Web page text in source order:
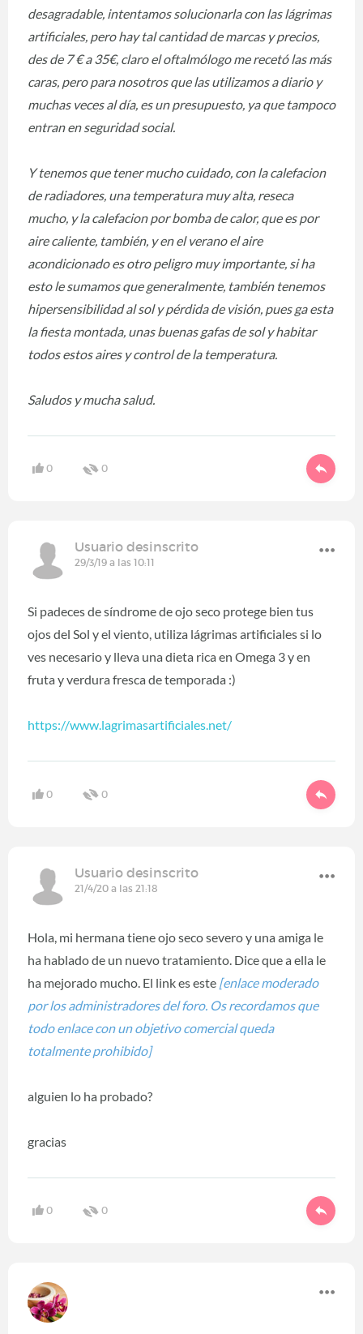
desagradable, intentamos solucionarla con las lágrimas
artificiales, pero hay tal cantidad de marcas y precios,
des de 7 € a 35€, claro el oftalmólogo me recetó las más
caras, pero para nosotros que las utilizamos a diario y
muchas veces al día, es un presupuesto, ya que tampoco
entran en seguridad social.
Y tenemos que tener mucho cuidado, con la calefacion
de radiadores, una temperatura muy alta, reseca
mucho, y la calefacion por bomba de calor, que es por
aire caliente, también, y en el verano el aire
acondicionado es otro peligro muy importante, si ha
esto le sumamos que generalmente, también tenemos
hipersensibilidad al sol y pérdida de visión, pues ga esta
la fiesta montada, unas buenas gafas de sol y habitar
todos estos aires y control de la temperatura.
Saludos y mucha salud.
0 0
Usuario desinscrito
29/3/19 a las 10:11
Si padeces de síndrome de ojo seco protege bien tus
ojos del Sol y el viento, utiliza lágrimas artificiales si lo
ves necesario y lleva una dieta rica en Omega 3 y en
fruta y verdura fresca de temporada :)
https://www.lagrimasartificiales.net/
0 0
Usuario desinscrito
21/4/20 a las 21:18
Hola, mi hermana tiene ojo seco severo y una amiga le
ha hablado de un nuevo tratamiento. Dice que a ella le
ha mejorado mucho. El link es este [enlace moderado
por los administradores del foro. Os recordamos que
todo enlace con un objetivo comercial queda
totalmente prohibido]
alguien lo ha probado?
gracias
0 0